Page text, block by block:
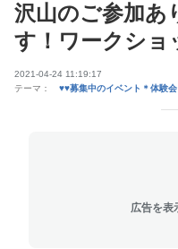
沢山のご参加あ
す！ワークショ
2021-04-24 11:19:17
テーマ：
♥♥募集中のイベント＊体験会
広告を表